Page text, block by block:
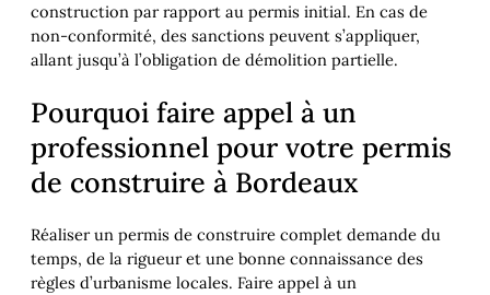
construction par rapport au permis initial. En cas de
non-conformité, des sanctions peuvent s’appliquer,
allant jusqu’à l’obligation de démolition partielle.
Pourquoi faire appel à un
professionnel pour votre permis
de construire à Bordeaux
Réaliser un permis de construire complet demande du
temps, de la rigueur et une bonne connaissance des
règles d’urbanisme locales. Faire appel à un